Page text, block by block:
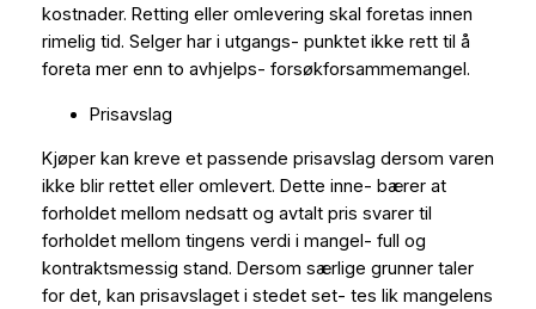
kostnader. Retting eller omlevering skal foretas innen
rimelig tid. Selger har i utgangs- punktet ikke rett til å
foreta mer enn to avhjelps- forsøkforsammemangel.
Prisavslag
Kjøper kan kreve et passende prisavslag dersom varen
ikke blir rettet eller omlevert. Dette inne- bærer at
forholdet mellom nedsatt og avtalt pris svarer til
forholdet mellom tingens verdi i mangel- full og
kontraktsmessig stand. Dersom særlige grunner taler
for det, kan prisavslaget i stedet set- tes lik mangelens